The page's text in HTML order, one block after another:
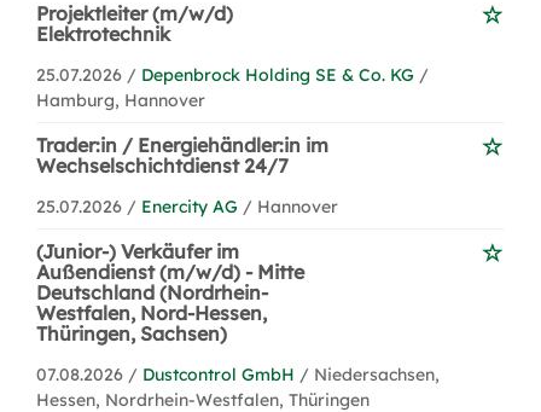
Projektleiter (m/w/d)
Elektrotechnik
25.07.2026 / Depenbrock Holding SE & Co. KG /
Hamburg, Hannover
Trader:in / Energiehändler:in im
Wechselschichtdienst 24/7
25.07.2026 / Enercity AG / Hannover
(Junior-) Verkäufer im
Außendienst (m/w/d) - Mitte
Deutschland (Nordrhein-
Westfalen, Nord-Hessen,
Thüringen, Sachsen)
07.08.2026 / Dustcontrol GmbH / Niedersachsen,
Hessen, Nordrhein-Westfalen, Thüringen